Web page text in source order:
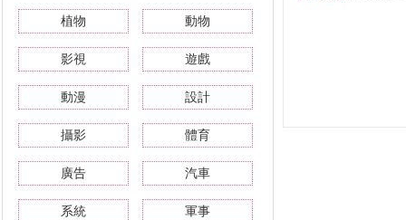
植物 動物
影視 遊戲
動漫 設計
攝影 體育
廣告 汽車
系統 軍事